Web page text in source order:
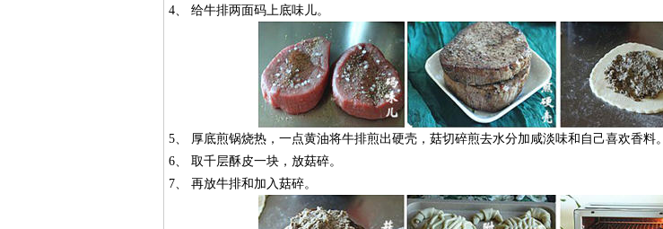
4、 给牛排两面码上底味儿。
5、 厚底煎锅烧热，一点黄油将牛排煎出硬壳，菇切碎煎去水分加咸淡味和自己喜欢香料。
6、 取千层酥皮一块，放菇碎。
7、 再放牛排和加入菇碎。